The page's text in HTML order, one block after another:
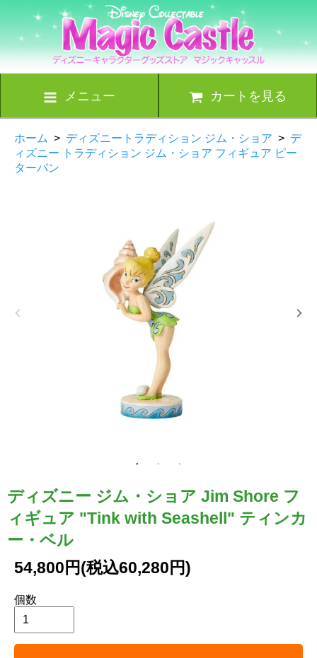
メニュー カートを見る
ホーム > ディズニートラディション ジム・ショア > デ
ィズニー トラディション ジム・ショア フィギュア ピー
ターパン
ディズニー ジム・ショア Jim Shore フ
ィギュア "Tink with Seashell" ティンカ
ー・ベル
54,800円(税込60,280円)
個数